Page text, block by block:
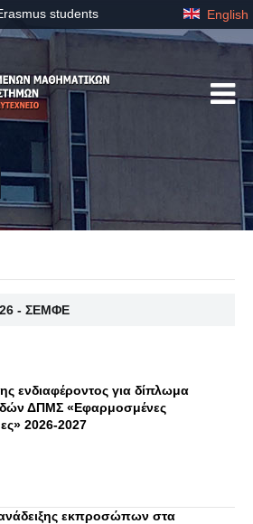
students English
- ΣΕΜΦΕ
ενδιαφέροντος για δίπλωμα
ΔΠΜΣ «Εφαρμοσμένες
2026-2027
ανάδειξης εκπροσώπων στα